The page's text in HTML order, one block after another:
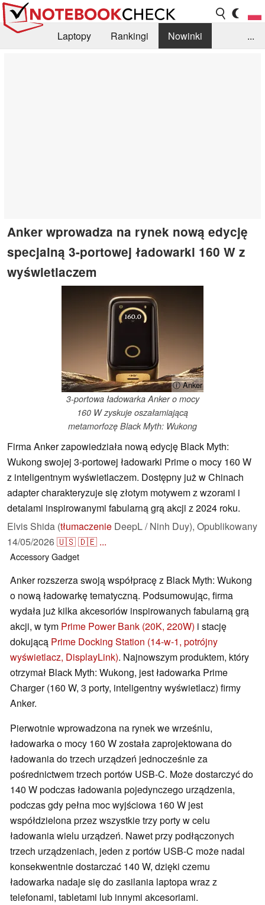
Laptopy Rankingi
Nowinki
...
Anker wprowadza na rynek nową edycję
specjalną 3-portowej ładowarki 160 W z
wyświetlaczem
ⓘ Anker
3-portowa ładowarka Anker o mocy
160 W zyskuje oszałamiającą
metamorfozę Black Myth: Wukong
Firma Anker zapowiedziała nową edycję Black Myth:
Wukong swojej 3-portowej ładowarki Prime o mocy 160 W
z inteligentnym wyświetlaczem. Dostępny już w Chinach
adapter charakteryzuje się złotym motywem z wzorami i
detalami inspirowanymi fabularną grą akcji z 2024 roku.
Elvis Shida (tłumaczenie DeepL / Ninh Duy), Opublikowany
14/05/2026🇺🇸🇩🇪 ...
AccessoryGadget
Anker rozszerza swoją współpracę z Black Myth: Wukong
o nową ładowarkę tematyczną. Podsumowując, firma
wydała już kilka akcesoriów inspirowanych fabularną grą
akcji, w tym Prime Power Bank (20K, 220W) i stację
dokującą Prime Docking Station (14-w-1, potrójny
wyświetlacz, DisplayLink). Najnowszym produktem, który
otrzymał Black Myth: Wukong, jest ładowarka Prime
Charger (160 W, 3 porty, inteligentny wyświetlacz) firmy
Anker.
Pierwotnie wprowadzona na rynek we wrześniu,
ładowarka o mocy 160 W została zaprojektowana do
ładowania do trzech urządzeń jednocześnie za
pośrednictwem trzech portów USB-C. Może dostarczyć do
140 W podczas ładowania pojedynczego urządzenia,
podczas gdy pełna moc wyjściowa 160 W jest
współdzielona przez wszystkie trzy porty w celu
ładowania wielu urządzeń. Nawet przy podłączonych
trzech urządzeniach, jeden z portów USB-C może nadal
konsekwentnie dostarczać 140 W, dzięki czemu
ładowarka nadaje się do zasilania laptopa wraz z
telefonami, tabletami lub innymi akcesoriami.